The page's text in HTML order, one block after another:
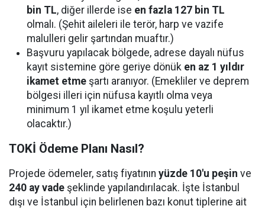
bin TL, diğer illerde ise en fazla 127 bin TL
olmalı. (Şehit aileleri ile terör, harp ve vazife
malulleri gelir şartından muaftır.)
Başvuru yapılacak bölgede, adrese dayalı nüfus
kayıt sistemine göre geriye dönük en az 1 yıldır
ikamet etme şartı aranıyor. (Emekliler ve deprem
bölgesi illeri için nüfusa kayıtlı olma veya
minimum 1 yıl ikamet etme koşulu yeterli
olacaktır.)
TOKİ Ödeme Planı Nasıl?
Projede ödemeler, satış fiyatının yüzde 10'u peşin ve
240 ay vade şeklinde yapılandırılacak. İşte İstanbul
dışı ve İstanbul için belirlenen bazı konut tiplerine ait